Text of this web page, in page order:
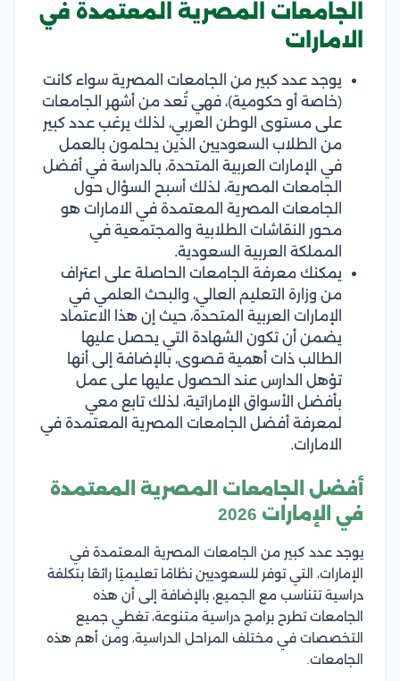
الجامعات المصرية المعتمدة في
الامارات
يوجد عدد كبير من الجامعات المصرية سواء كانت
(خاصة أو حكومية)، فهي تُعد من أشهر الجامعات
على مستوى الوطن العربي، لذلك يرغب عدد كبير
من الطلاب السعوديين الذين يحلمون بالعمل
في الإمارات العربية المتحدة، بالدراسة في أفضل
الجامعات المصرية، لذلك أسبح السؤال حول
الجامعات المصرية المعتمدة في الامارات هو
محور النقاشات الطلابية والمجتمعية في
المملكة العربية السعودية.
يمكنك معرفة الجامعات الحاصلة على اعتراف
من وزارة التعليم العالي، والبحث العلمي في
الإمارات العربية المتحدة، حيث إن هذا الاعتماد
يضمن أن تكون الشهادة التي يحصل عليها
الطالب ذات أهمية قصوى، بالإضافة إلى أنها
تؤهل الدارس عند الحصول عليها على عمل
بأفضل الأسواق الإماراتية، لذلك تابع معي
لمعرفة أفضل الجامعات المصرية المعتمدة في
الامارات.
أفضل الجامعات المصرية المعتمدة
في الإمارات 2026
يوجد عدد كبير من الجامعات المصرية المعتمدة في
الإمارات، التي توفر للسعوديين نظامًا تعليميًا رائعًا بتكلفة
دراسية تتناسب مع الجميع، بالإضافة إلى أن هذه
الجامعات تطرح برامج دراسية متنوعة، تغطي جميع
التخصصات في مختلف المراحل الدراسية، ومن أهم هذه
الجامعات.